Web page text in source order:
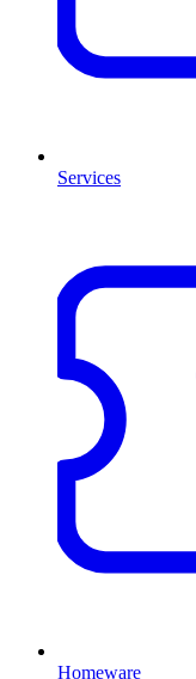
Services
Homeware